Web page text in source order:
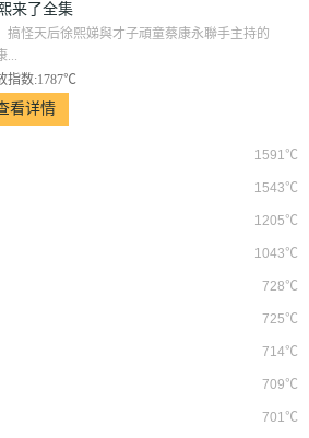
来了全集
怪天后徐熙娣與才子頑童蔡康永聯手主持的
...
指数:1787℃
看详情
1591℃
1543℃
1205℃
1043℃
728℃
725℃
714℃
709℃
701℃